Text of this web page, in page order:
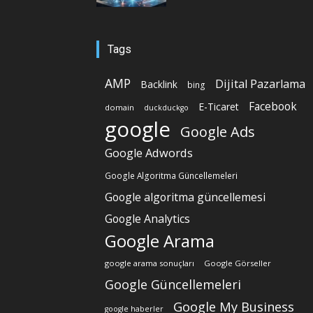
Tags
AMP Backlink bing Dijital Pazarlama
domain duckduckgo E-Ticaret Facebook
google Google Ads
Google Adwords
Google Algoritma Güncellemeleri
Google algoritma güncellemesi
Google Analytics
Google Arama
google arama sonuçları Google Görseller
Google Güncellemeleri
google haberler Google My Business